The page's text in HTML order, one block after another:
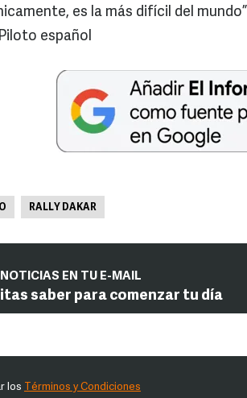
es la más difícil del mundo”
español
RALLY DAKAR
EN TU E-MAIL
saber para comenzar tu día
los Términos y Condiciones